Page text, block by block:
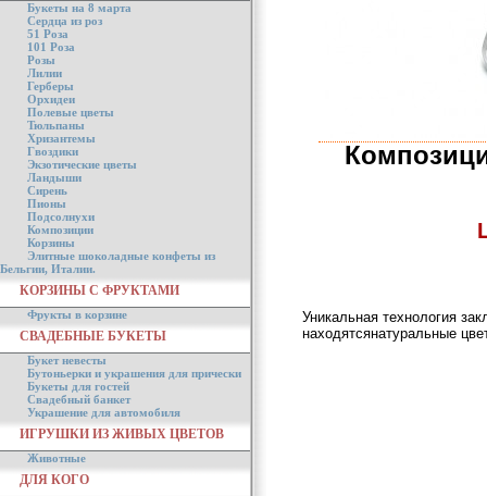
Букеты на 8 марта
Сердца из роз
51 Роза
101 Роза
Розы
Лилии
Герберы
Орхидеи
Полевые цветы
Тюльпаны
Хризантемы
Гвоздики
Экзотические цветы
Ландыши
Сирень
Пионы
Подсолнухи
Композиции
Корзины
Элитные шоколадные конфеты из
Бельгии, Италии.
КОРЗИНЫ С ФРУКТАМИ
Фрукты в корзине
СВАДЕБНЫЕ БУКЕТЫ
Букет невесты
Бутоньерки и украшения для прически
Букеты для гостей
Свадебный банкет
Украшение для автомобиля
ИГРУШКИ ИЗ ЖИВЫХ ЦВЕТОВ
Животные
ДЛЯ КОГО
Уникальная технология
находятсянатуральные